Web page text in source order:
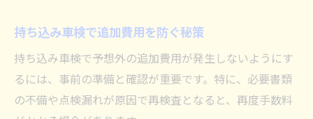
持ち込み車検で追加費用を防ぐ秘策
持ち込み車検で予想外の追加費用が発生しないようにす
るには、事前の準備と確認が重要です。特に、必要書類
の不備や点検漏れが原因で再検査となると、再度手数料